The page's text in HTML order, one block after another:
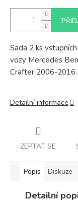
Sada 2 ks
vozy Mercedes
Crafter 2006-2016.
Detailní informace
ZEPTAT SE
Popis Diskuze
Detailní